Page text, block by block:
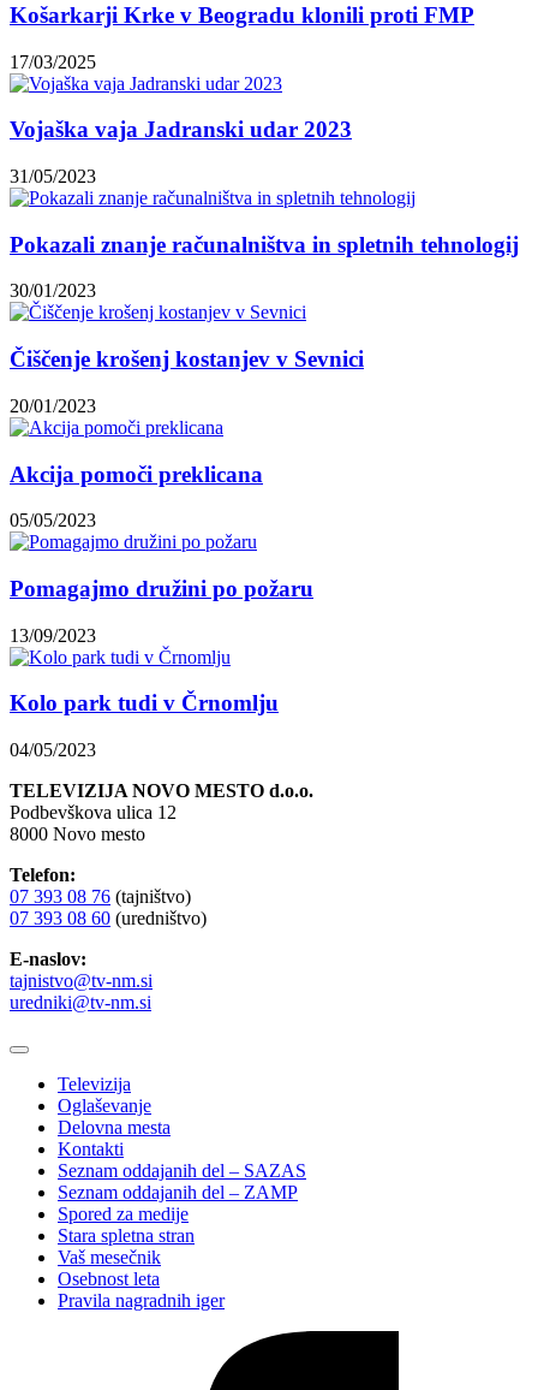
Košarkarji Krke v Beogradu klonili proti FMP
17/03/2025
Vojaška vaja Jadranski udar 2023
31/05/2023
Pokazali znanje računalništva in spletnih tehnologij
30/01/2023
Čiščenje krošenj kostanjev v Sevnici
20/01/2023
Akcija pomoči preklicana
05/05/2023
Pomagajmo družini po požaru
13/09/2023
Kolo park tudi v Črnomlju
04/05/2023
TELEVIZIJA NOVO MESTO d.o.o.
Podbevškova ulica 12
8000 Novo mesto
Telefon:
07 393 08 76 (tajništvo)
07 393 08 60 (uredništvo)
E-naslov:
tajnistvo@tv-nm.si
uredniki@tv-nm.si
Televizija
Oglaševanje
Delovna mesta
Kontakti
Seznam oddajanih del – SAZAS
Seznam oddajanih del – ZAMP
Spored za medije
Stara spletna stran
Vaš mesečnik
Osebnost leta
Pravila nagradnih iger